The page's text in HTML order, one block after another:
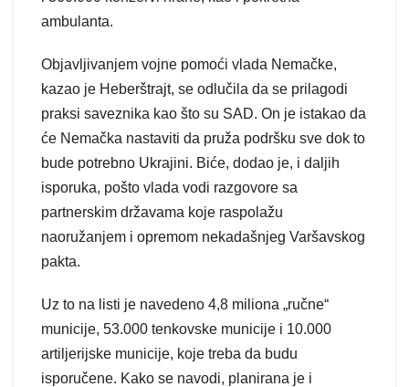
ambulanta.
Objavljivanjem vojne pomoći vlada Nemačke,
kazao je Heberštrajt, se odlučila da se prilagodi
praksi saveznika kao što su SAD. On je istakao da
će Nemačka nastaviti da pruža podršku sve dok to
bude potrebno Ukrajini. Biće, dodao je, i daljih
isporuka, pošto vlada vodi razgovore sa
partnerskim državama koje raspolažu
naoružanjem i opremom nekadašnjeg Varšavskog
pakta.
Uz to na listi je navedeno 4,8 miliona „ručne“
municije, 53.000 tenkovske municije i 10.000
artiljerijske municije, koje treba da budu
isporučene. Kako se navodi, planirana je i